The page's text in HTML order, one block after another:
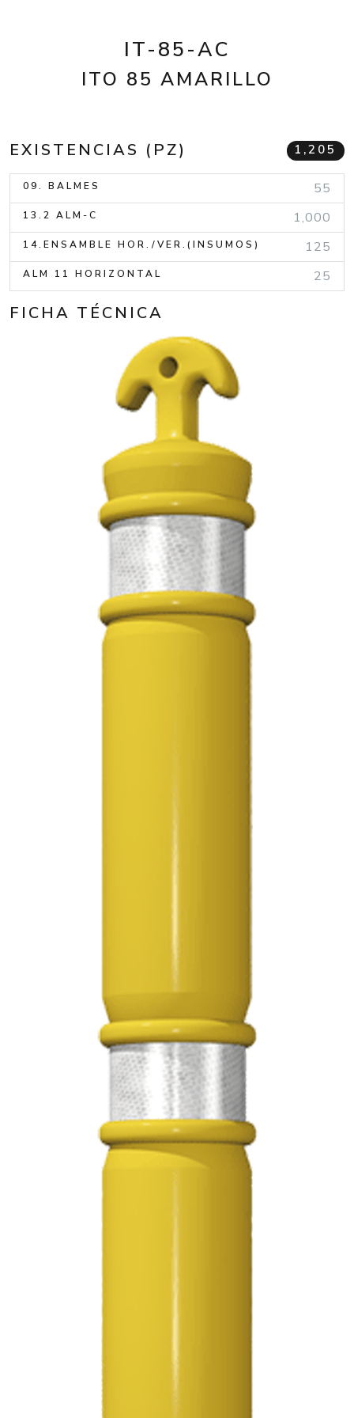
IT-85-AC
ITO 85 AMARILLO
EXISTENCIAS (PZ) 1,205
09. BALMES 55
13.2 ALM-C 1,000
14.ENSAMBLE HOR./VER.(INSUMOS) 125
ALM 11 HORIZONTAL 25
FICHA TÉCNICA